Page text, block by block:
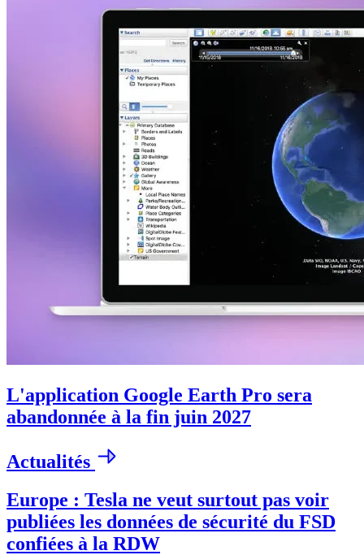
L'application Google Earth Pro sera
abandonnée à la fin juin 2027
Actualités
Europe : Tesla ne veut surtout pas voir
publiées les données de sécurité du FSD
confiées à la RDW